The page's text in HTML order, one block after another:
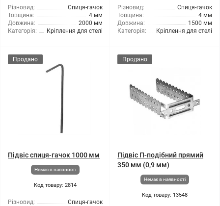
Різновид:
Спиця-гачок
Товщина:
4 мм
Довжина:
2000 мм
Категорія:
Кріплення для стелі
Різновид:
Спиця-гачок
Товщина:
4 мм
Довжина:
1500 мм
Категорія:
Кріплення для стелі
Продано
Підвіс спиця-гачок 1000 мм
Немає в наявності
Код товару: 2814
Різновид:
Спиця-гачок
Продано
Підвіс П-подібний прямий
350 мм (0,9 мм)
Немає в наявності
Код товару: 13548